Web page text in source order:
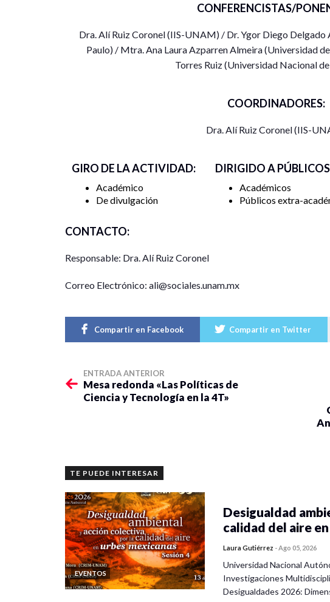
CONFERENCISTAS/
Dra. Alí Ruiz Coronel (IIS-UNAM) / Dr. Ygor Diego Delgado
Paulo) / Mtra. Ana Laura Azparren Almeira (Universidad
Torres Ruiz (Universidad Nacional
COORDINADORES:
Dra. Alí Ruiz Coronel (IIS-
GIRO DE LA ACTIVIDAD:
Académico
De divulgación
DIRIGIDO A
Académicos
Públicos extra-
CONTACTO:
Responsable: Dra. Alí Ruiz Coronel
Correo Electrónico: ali@sociales.unam.mx
Compartir en Facebook Compartir en Twitter
ENTRADA ANTERIOR
Mesa redonda «Las Políticas de
Ciencia y Tecnología en la 4T»
TE PUEDE INTERESAR
EVENTOS
Desigualdad
calidad del aire
Laura Gutiérrez -Ago 05, 2026
Universidad Nacional
Investigaciones
Desigualdades 2026: